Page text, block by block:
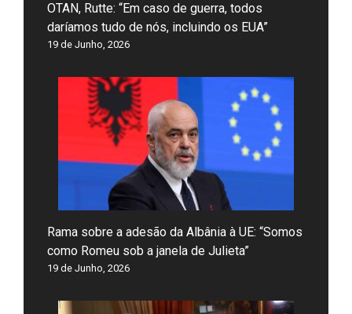
OTAN, Rutte: “Em caso de guerra, todos
daríamos tudo de nós, incluindo os EUA”
19 de Junho, 2026
Rama sobre a adesão da Albânia à UE: “Somos
como Romeu sob a janela de Julieta”
19 de Junho, 2026